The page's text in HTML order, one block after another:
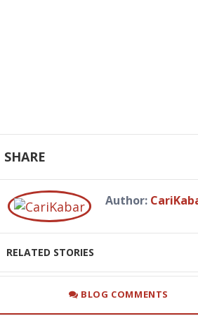
SHARE
Author:
RELATED STORIES
BLOG COMMENTS